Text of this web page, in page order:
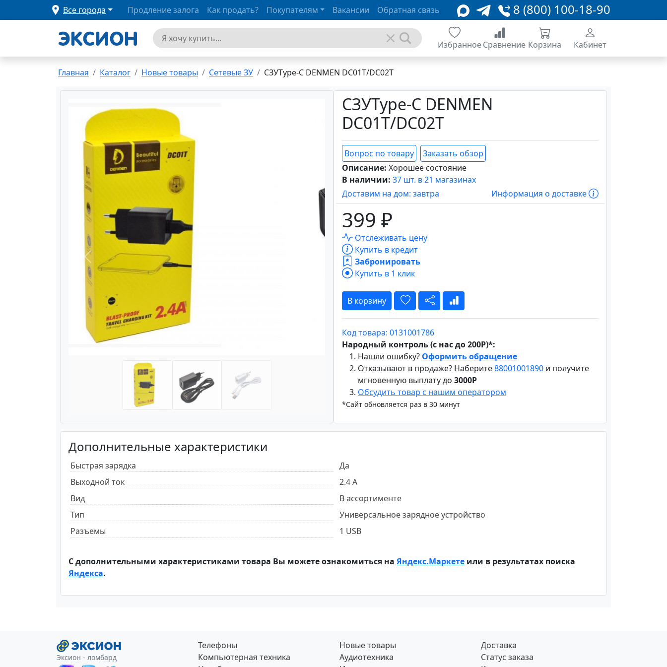
Все города 8 (800) 100-18-90
Продление залога Как продать? Покупателям Вакансии Обратная связь
ИзбранноеСравнение Корзина Кабинет
Главная Каталог Новые товары Сетевые ЗУ СЗУType-C DENMEN DC01T/DC02T
Назад
СЗУType-C DENMEN
DC01T/DC02T
Вопрос по товару
Заказать обзор
Описание: Хорошее состояние
В наличии: 37 шт. в 21 магазинах
Доставим на дом: завтра
Информация о доставке
399 ₽
Отслеживать цену
Купить в кредит
Забронировать
Купить в 1 клик
В корзину
Код товара: 0131001786
Народный контроль (с нас до 200Р)*:
Нашли ошибку? Оформить обращение
Отказывают в продаже? Наберите88001001890 и получите
мгновенную выплату до 3000Р
Обсудить товар с нашим оператором
*Сайт обновляется раз в 30 минут
Дополнительные характеристики
Быстрая зарядка
Да
Выходной ток
2.4 А
Вид
В ассортименте
Тип
Универсальное зарядное устройство
Разъемы
1 USB
С дополнительными характеристиками товара Вы можете ознакомиться на Яндекс.Маркете или в результатах поиска
Яндекса.
Эксион - ломбард
Телефоны
Компьютерная техника
Новые товары
Аудиотехника
Доставка
Статус заказа